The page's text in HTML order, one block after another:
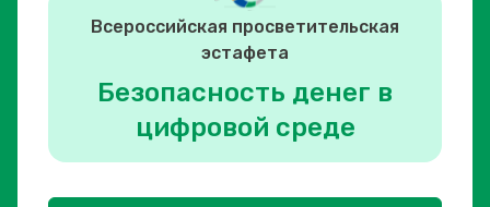
Всероссийская просветительская
эстафета
Безопасность денег в
цифровой среде